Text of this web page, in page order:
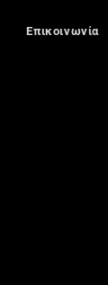
Επικοινωνία